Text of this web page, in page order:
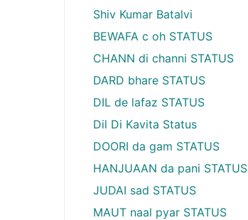
Shiv Kumar Batalvi
BEWAFA c oh STATUS
CHANN di channi STATUS
DARD bhare STATUS
DIL de lafaz STATUS
Dil Di Kavita Status
DOORI da gam STATUS
HANJUAAN da pani STATUS
JUDAI sad STATUS
MAUT naal pyar STATUS